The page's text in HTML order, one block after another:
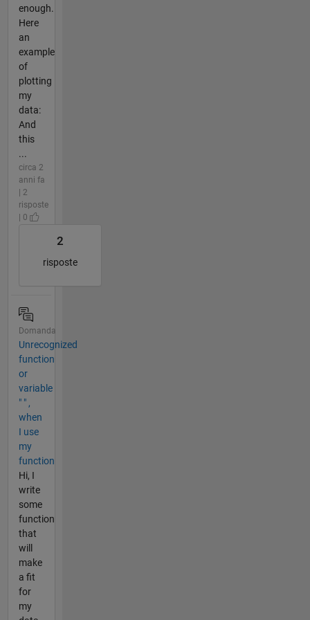
enough.
Here
an
example
of
plotting
my
data:
And
this
...
circa 2
anni fa
| 2
risposte
| 0
2
risposte
Domanda
Unrecognized
function
or
variable
" " ,
when
I use
my
function
Hi, I
write
some
function
that
will
make
a fit
for
my